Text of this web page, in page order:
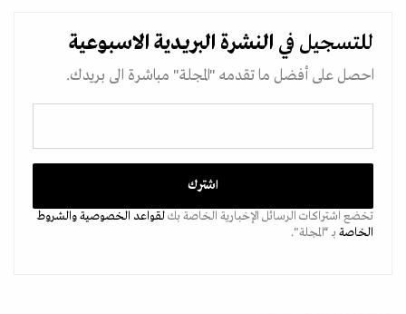
للتسجيل في النشرة البريدية الاسبوعية
احصل على أفضل ما تقدمه "المجلة" مباشرة الى بريدك.
تخضع اشتراكات الرسائل الإخبارية الخاصة بكلقواعد الخصوصيةوالشروط
الخاصة بـ “المجلة".